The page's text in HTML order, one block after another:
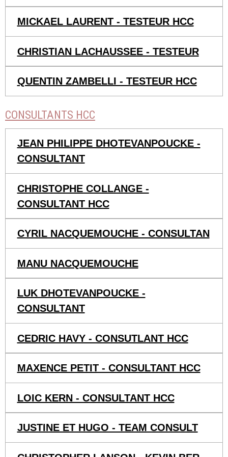
MICKAEL LAURENT - TESTEUR HCC
CHRISTIAN LACHAUSSEE - TESTEUR
QUENTIN ZAMBELLI - TESTEUR HCC
CONSULTANTS HCC
JEAN PHILIPPE DHOTEVANPOUCKE -
CONSULTANT
CHRISTOPHE COLLANGE -
CONSULTANT HCC
CYRIL NACQUEMOUCHE - CONSULTAN
MANU NACQUEMOUCHE
LUK DHOTEVANPOUCKE -
CONSULTANT
CEDRIC HAVY - CONSUTLANT HCC
MAXENCE PETIT - CONSULTANT HCC
LOIC KERN - CONSULTANT HCC
JUSTINE ET HUGO - TEAM CONSULT